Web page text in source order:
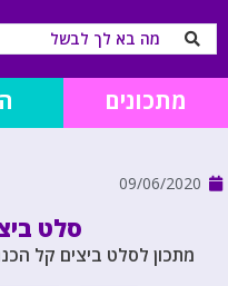
מתכונים
09/06/2020
סלט
מתכון לסלט ביצים קל